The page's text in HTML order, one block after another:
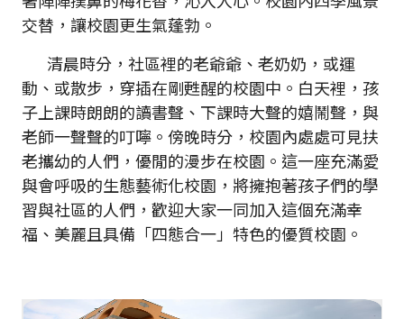
交替，讓校園更生氣蓬勃。
清晨時分，社區裡的老爺爺、老奶奶，或運
動、或散步，穿插在剛甦醒的校園中。白天裡，孩
子上課時朗朗的讀書聲、下課時大聲的嬉鬧聲，與
老師一聲聲的叮嚀。傍晚時分，校園內處處可見扶
老攜幼的人們，優閒的漫步在校園。這一座充滿愛
與會呼吸的生態藝術化校園，將擁抱著孩子們的學
習與社區的人們，歡迎大家一同加入這個充滿幸
福、美麗且具備「四態合一」特色的優質校園。